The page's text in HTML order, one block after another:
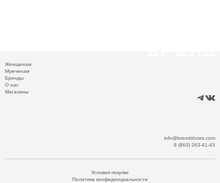
Женщинам
Мужчинам
Бренды
О нас
Магазины
info@brendshoes.com
8 (863) 263-41-43
Условия покупки
Политика конфиденциальности